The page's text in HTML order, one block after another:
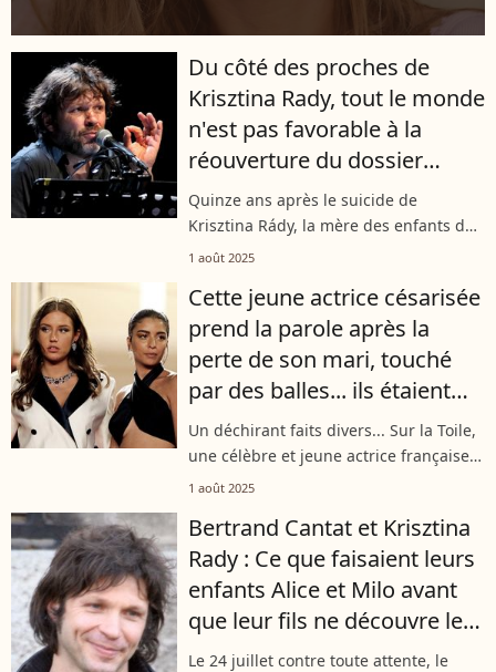
Du côté des proches de
Krisztina Rady, tout le monde
n'est pas favorable à la
réouverture du dossier
visant Bertrand Cantat
Quinze ans après le suicide de
Krisztina Rády, la mère des enfants de
Bertrand Cantat, la justice française a
nouveaux éléments révélés dans un...
1 août 2025
Cette jeune actrice césarisée
prend la parole après la
perte de son mari, touché
par des balles... ils étaient
parents d'un bébé
Un déchirant faits divers... Sur la Toile,
une célèbre et jeune actrice française
s'est saisie de ses réseaux sociaux pour
son époux tué par balles...
1 août 2025
Bertrand Cantat et Krisztina
Rady : Ce que faisaient leurs
enfants Alice et Milo avant
que leur fils ne découvre le
corps de sa mère
Le 24 juillet contre toute attente, le